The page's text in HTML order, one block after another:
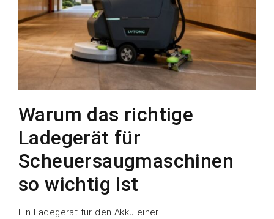
Warum das richtige
Ladegerät für
Scheuersaugmaschinen
so wichtig ist
Ein Ladegerät für den Akku einer